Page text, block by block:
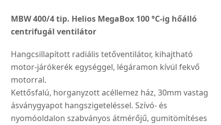
MBW 400/4 tip. Helios MegaBox 100 °C-ig hőálló
centrifugál ventilátor
Hangcsillapított radiális tetőventilátor, kihajtható
motor-járókerék egységgel, légáramon kívül fekvő
motorral.
Kettősfalú, horganyzott acéllemez ház, 30mm vastag
ásványgyapot hangszigeteléssel. Szívó- és
nyomóoldalon szabványos átmérőjű, gumitömítéses